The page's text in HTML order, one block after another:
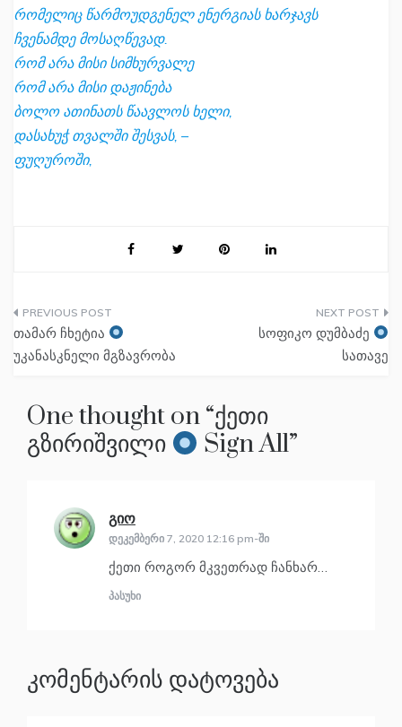
რომელიც წარმოუდგენელ ენერგიას ხარჯავს
ჩვენამდე მოსაღწევად.
რომ არა მისი სიმხურვალე
რომ არა მისი დაჟინება
ბოლო ათინათს წაავლოს ხელი,
დასახუჭ თვალში შესვას, –
ფუღუროში,
პოსტის
ნავიგაცია
თამარ ჩხეტია
უკანასკნელი მგზავრობა
სოფიკო დუმბაძე
სათავე
One thought on “ქეთი
გზირიშვილი
Sign All”
გიო
დეკემბერი 7, 2020 12:16 pm-ში
ქეთი როგორ მკვეთრად ჩანხარ…
პასუხი
კომენტარის დატოვება